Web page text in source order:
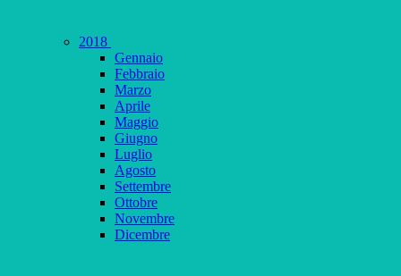
2018
Gennaio
Febbraio
Marzo
Aprile
Maggio
Giugno
Luglio
Agosto
Settembre
Ottobre
Novembre
Dicembre